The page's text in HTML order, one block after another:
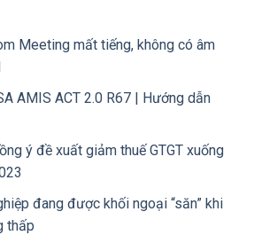
Meeting mất tiếng, không có âm
AMIS ACT 2.0 R67 | Hướng dẫn
ý đề xuất giảm thuế GTGT xuống
đang được khối ngoại “săn” khi
thấp